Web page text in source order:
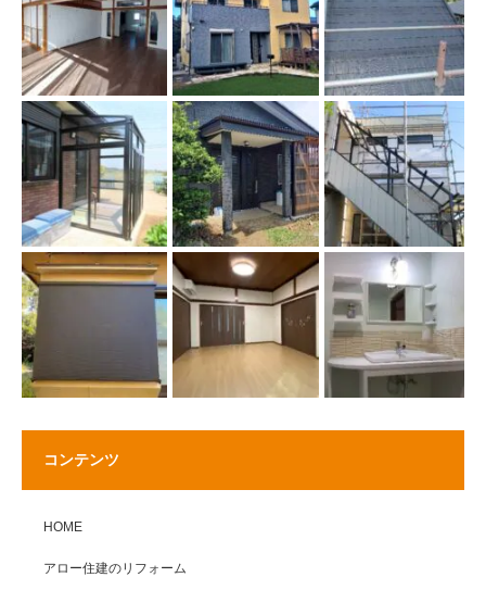
コンテンツ
HOME
アロー住建のリフォーム